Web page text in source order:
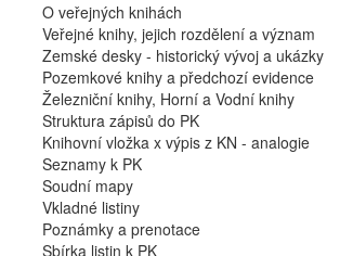
O veřejných knihách
Veřejné knihy, jejich rozdělení a význam
Zemské desky - historický vývoj a ukázky
Pozemkové knihy a předchozí evidence
Železniční knihy, Horní a Vodní knihy
Struktura zápisů do PK
Knihovní vložka x výpis z KN - analogie
Seznamy k PK
Soudní mapy
Vkladné listiny
Poznámky a prenotace
Sbírka listin k PK